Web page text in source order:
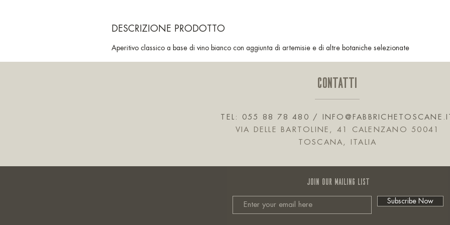
DESCRIZIONE PRODOTTO
Aperitivo classico a base di vino bianco con aggiunta di artemisie e di altre botaniche selezionate
CONTATTI
TEL: 055 88 78 480 /
VIA DELLE BARTOLINE, 41 CALENZANO 50041
TOSCANA, ITALIA
JOIN OUR MAILING LIST
Subscribe Now